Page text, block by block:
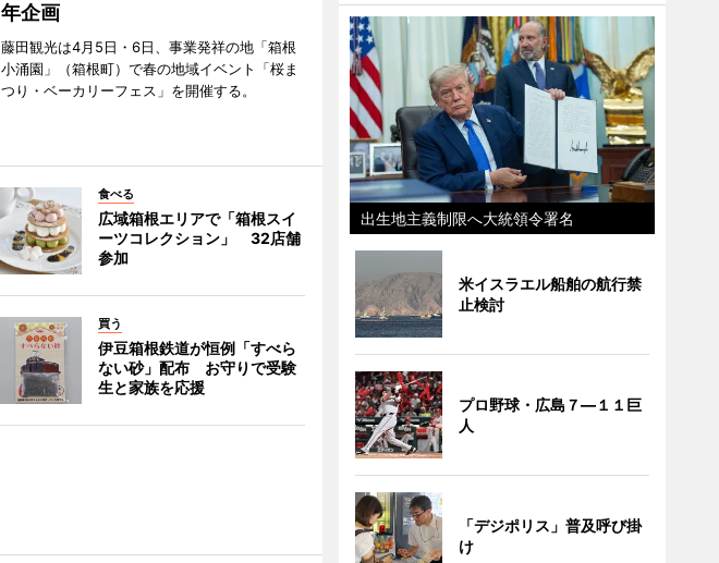
年企画
藤田観光は4月5日・6日、事業発祥の地「箱根
小涌園」（箱根町）で春の地域イベント「桜ま
つり・ベーカリーフェス」を開催する。
食べる
広域箱根エリアで「箱根スイ
ーツコレクション」 32店舗
参加
買う
伊豆箱根鉄道が恒例「すべら
ない砂」配布 お守りで受験
生と家族を応援
出生地主義制限へ大統領令署名
米イスラエル船舶の航行禁
止検討
プロ野球・広島７―１１巨
人
「デジポリス」普及呼び掛
け